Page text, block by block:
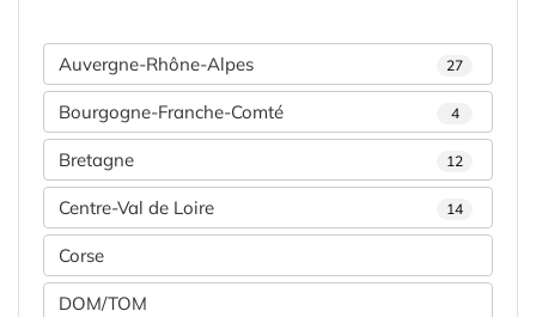
Auvergne-Rhône-Alpes 27
Bourgogne-Franche-Comté 4
Bretagne 12
Centre-Val de Loire 14
Corse
DOM/TOM